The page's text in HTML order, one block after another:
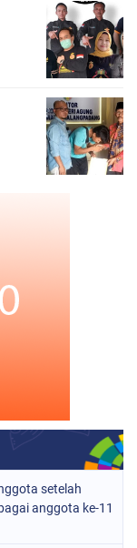
setelah
anggota ke-11